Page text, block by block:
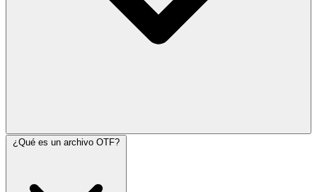
¿Qué es un archivo OTF?